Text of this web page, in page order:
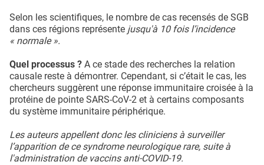
Selon les scientifiques, le nombre de cas recensés de SGB
dans ces régions représente jusqu'à 10 fois l’incidence
« normale ».
Quel processus ? A ce stade des recherches la relation
causale reste à démontrer. Cependant, si c’était le cas, les
chercheurs suggèrent une réponse immunitaire croisée à la
protéine de pointe SARS-CoV-2 et à certains composants
du système immunitaire périphérique.
Les auteurs appellent donc les cliniciens à surveiller
l’apparition de ce syndrome neurologique rare, suite à
l'administration de vaccins anti-COVID-19.